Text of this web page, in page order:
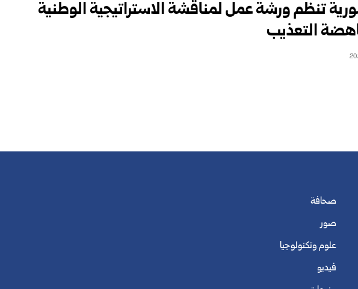
تنظم ورشة عمل لمناقشة الاستراتيجية الوطنية
التعذيب
صحافة
صور
علوم وتكنولوجيا
فيديو